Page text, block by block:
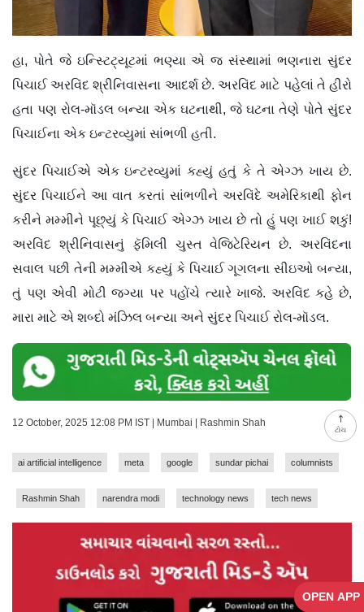
OPEN APP
ટોચ
હા, પોતે જે ઇન્સ્ટિટ્યૂટમાં ભણ્યા એ જ સંસ્થામાં ભણનારા સુંદર
પિચાઈ અરવિંદ શ્રીનિવાસના આદર્શ છે. અરવિંદ માટે પહેલાં તે હીરો
હતા પણ રોલ-મૉડલ બન્યા એક ઘટનાથી, જે ઘટના તેણે પોતે સુંદર
પિચાઈના એક ઇન્ટરવ્યુમાં સાંભળી હતી.
સુંદર પિચાઈએ એક ઇન્ટરવ્યુમાં કહ્યું હતું કે તે એગ્ઝ ખાય છે.
સુંદર પિચાઈને આ વાત કરતાં સાંભળીને અરવિંદે અમેરિકાથી ફોન
કરીને મમ્મીને પૂછ્યું કે પિચાઈ એગ્ઝ ખાય છે તો હું પણ ખાઈ શકું!
અરવિંદ શ્રીનિવાસનું ફૅમિલી ચુસ્ત વેજિટેરિયન છે. અરવિંદના
સવાલ પછી તેની મમ્મીએ કહ્યું કે પિચાઈ ગૂગલના સીઇઓ બન્યા,
તું પણ એવી મોટી જગ્યા પર પહોંચે ત્યારે ખાજે. અરવિંદ કહે છે,
મારા માટે એ શબ્દો મંઝિલ બન્યા અને સુંદર પિચાઈ રોલ-મૉડલ.
12 October, 2025 12:08 PM IST | Mumbai | Rashmin Shah
ai artificial intelligence meta google sundar pichai columnists
Rashmin Shah narendra modi technology news tech news